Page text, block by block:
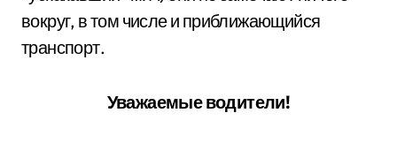
вокруг, в том числе и приближающийся
транспорт.
Уважаемые водители!